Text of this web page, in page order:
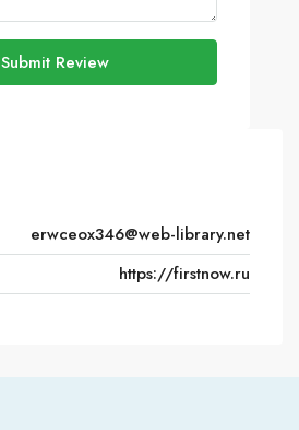
Submit Review
erwceox346@web-library.net
https://firstnow.ru